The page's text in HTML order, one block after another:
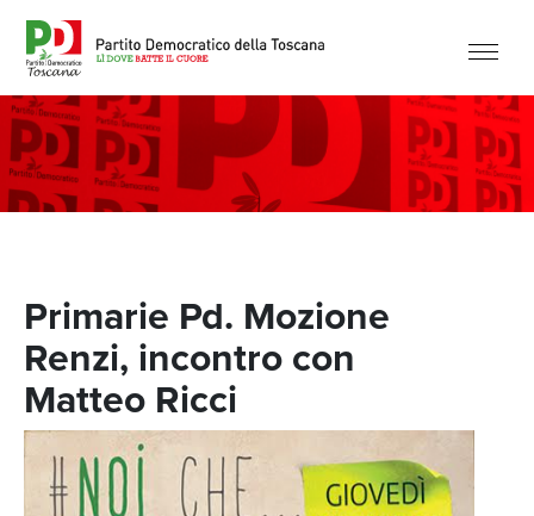
Primarie Pd. Mozione
Renzi, incontro con
Matteo Ricci